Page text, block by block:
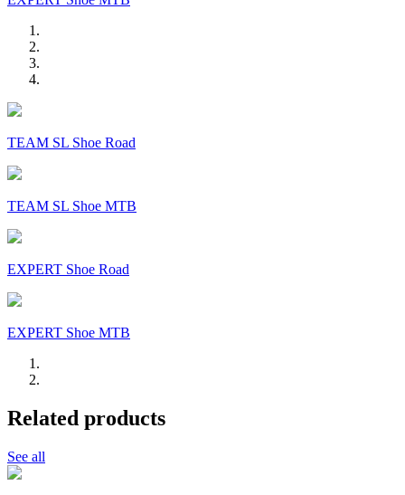
TEAM SL Shoe Road
TEAM SL Shoe MTB
EXPERT Shoe Road
EXPERT Shoe MTB
Related products
See all